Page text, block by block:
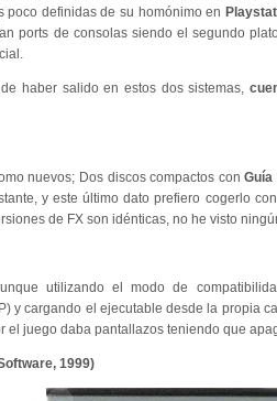
poco definidas de su homónimo en
ports de consolas siendo el segundo
de haber salido en estos dos sistemas,
nuevos; Dos discos compactos conGuía
y este último dato prefiero cogerlo
de FX son idénticas, no he visto
utilizando el modo de
y cargando el ejecutable desde la propia
el juego daba pantallazos teniendo que
1999)